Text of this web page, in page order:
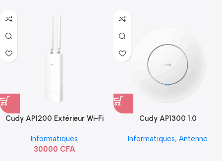
Cudy AP1200 Extérieur Wi-Fi
Informatiques
30000 CFA
Cudy AP1300 1.0
Informatiques, Antenne